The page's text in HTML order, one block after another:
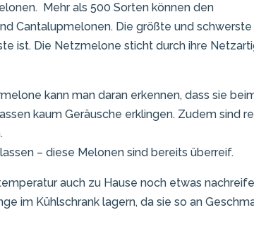
Mehr als 500 Sorten können den
Cantalupmelonen. Die größte und schwerste
ist. Die Netzmelone sticht durch ihre
kann man daran erkennen, dass sie
kaum Geräusche erklingen. Zudem sind
– diese Melonen sind bereits überreif.
auch zu Hause noch etwas
im Kühlschrank lagern, da sie so an